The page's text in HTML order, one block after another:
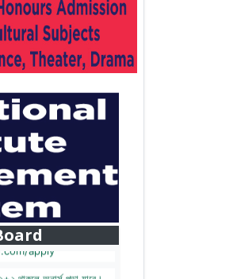
অনার্স পড়ার সুযোগ।
খরচ ২ লক্ষ থেকে ৫ লক্ষ
apply
থাকলে অনার্স পড়া যাবে।